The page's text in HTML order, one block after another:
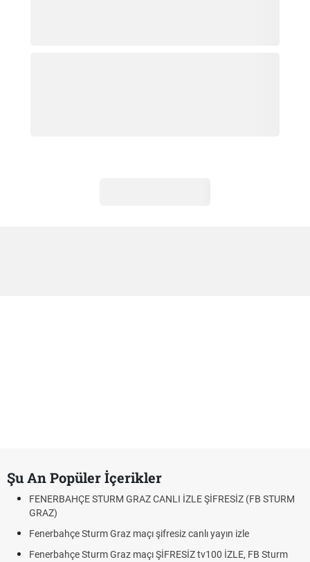
Şu An Popüler İçerikler
FENERBAHÇE STURM GRAZ CANLI İZLE ŞİFRESİZ (FB STURM
GRAZ)
Fenerbahçe Sturm Graz maçı şifresiz canlı yayın izle
Fenerbahçe Sturm Graz maçı ŞİFRESİZ tv100 İZLE, FB Sturm